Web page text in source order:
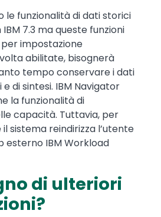
le funzionalità di dati storici
7.3 ma queste funzioni
impostazione
abilitate, bisognerà
tempo conservare i dati
di sintesi. IBM Navigator
la funzionalità di
capacità. Tuttavia, per
sistema reindirizza l’utente
esterno IBM Workload
di ulteriori